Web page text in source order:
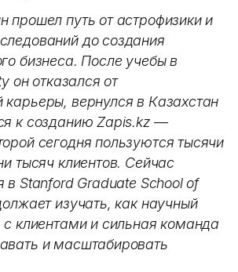
прошел путь от астрофизики и
до создания
бизнеса. После учебы в
он отказался от
карьеры, вернулся в Казахстан
к созданию Zapis.kz —
сегодня пользуются тысячи
тысяч клиентов. Сейчас
в Stanford Graduate School of
изучать, как научный
с клиентами и сильная команда
и масштабировать